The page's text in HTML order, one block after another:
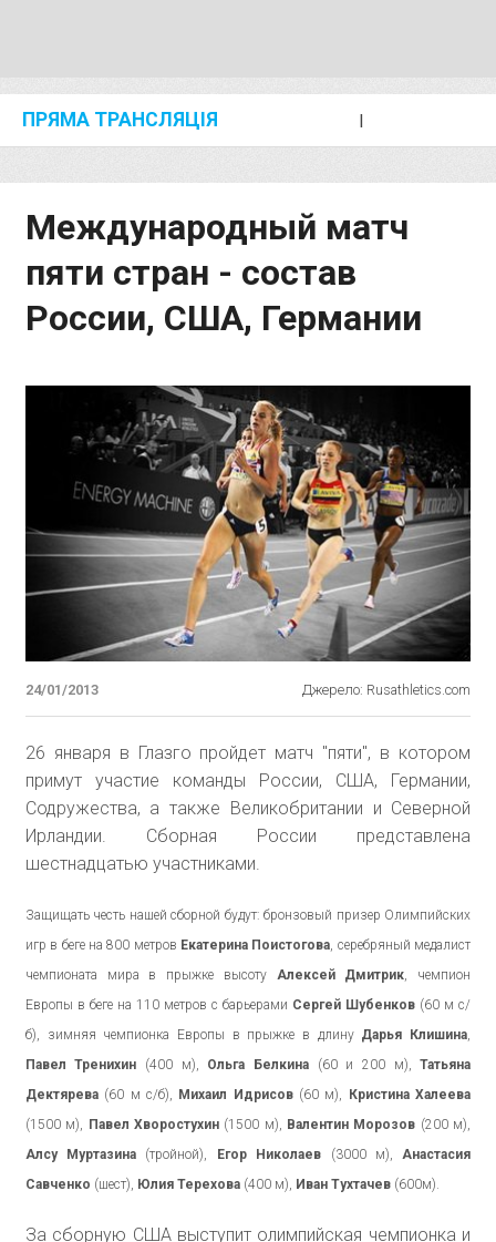
ПРЯМА ТРАНСЛЯЦІЯ I
Международный матч
пяти стран - состав
России, США, Германии
24/01/2013 Джерело: Rusathletics.com
26 января в Глазго пройдет матч "пяти", в котором
примут участие команды России, США, Германии,
Содружества, а также Великобритании и Северной
Ирландии. Сборная России представлена
шестнадцатью участниками.
Защищать честь нашей сборной будут: бронзовый призер Олимпийских
игр в беге на 800 метров Екатерина Поистогова, серебряный медалист
чемпионата мира в прыжке высоту Алексей Дмитрик, чемпион
Европы в беге на 110 метров с барьерами Сергей Шубенков (60 м с/
б), зимняя чемпионка Европы в прыжке в длинуДарья Клишина,
Павел Тренихин (400 м), Ольга Белкина (60 и 200 м),Татьяна
Дектярева (60 м с/б), Михаил Идрисов(60 м),
Кристина Халеева
(1500 м), Павел Хворостухин (1500 м), Валентин Морозов (200 м),
Алсу Муртазина (тройной), Егор Николаев (3000 м),Анастасия
Савченко (шест), Юлия Терехова (400 м), Иван Тухтачев(600м).
За сборную США выступит олимпийская чемпионка и